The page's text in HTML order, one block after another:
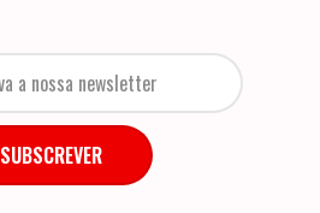
SUBSCREVER